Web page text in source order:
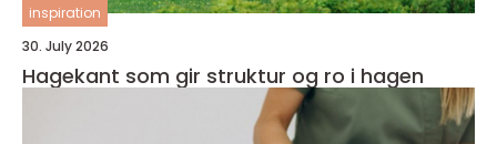
inspiration
30. July 2026
Hagekant som gir struktur og ro i hagen